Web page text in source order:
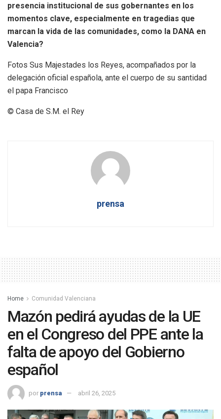
presencia institucional de sus gobernantes en los
momentos clave, especialmente en tragedias que
marcan la vida de las comunidades, como la DANA en
Valencia?
Fotos Sus Majestades los Reyes, acompañados por la
delegación oficial española, ante el cuerpo de su santidad
el papa Francisco
© Casa de S.M. el Rey
prensa
Home Comunidad Valenciana
Mazón pedirá ayudas de la UE
en el Congreso del PPE ante la
falta de apoyo del Gobierno
español
por prensa abril 26, 2025